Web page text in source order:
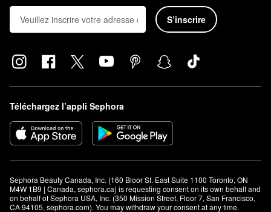
S’inscrire
Téléchargez l’appli Sephora
Sephora Beauty Canada, Inc. (160 Bloor St. East Suite 1100 Toronto, ON
M4W 1B9 | Canada, sephora.ca) is requesting consent on its own behalf and
on behalf of Sephora USA, Inc. (350 Mission Street, Floor 7, San Francisco,
CA 94105, sephora.com). You may withdraw your consent at any time.